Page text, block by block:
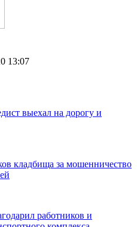
13:07
выехал на дорогу и
кладбища за мошенничество
работников и